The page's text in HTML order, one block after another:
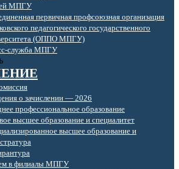
МПГУ
первичная профсоюзная организация
педагогического государственного
(ОППО МПГУ)
служба МПГУ
о зачислении — 2026
профессиональное образование
высшее образование и специалитет
высшее образование и
в филиалы МПГУ